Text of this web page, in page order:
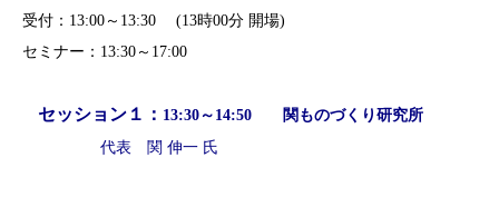
受付：13:00～13:30 (13時00分 開場)
セミナー：13:30～17:00
セッション１： 13:30～14:50 関ものづくり研究所
代表 関 伸一 氏